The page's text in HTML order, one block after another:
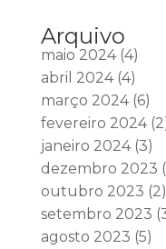
Arquivo
maio 2024(4)
abril 2024(4)
março 2024(6)
fevereiro 2024
janeiro 2024(3)
dezembro 2023
outubro 2023 (2)
setembro 2023
agosto 2023 (5)